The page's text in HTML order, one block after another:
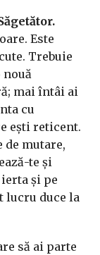
Este
Trebuie
nouă
mai întâi ai
cu
ești reticent.
de mutare,
te și
ierta și pe
lucru duce la
să ai parte